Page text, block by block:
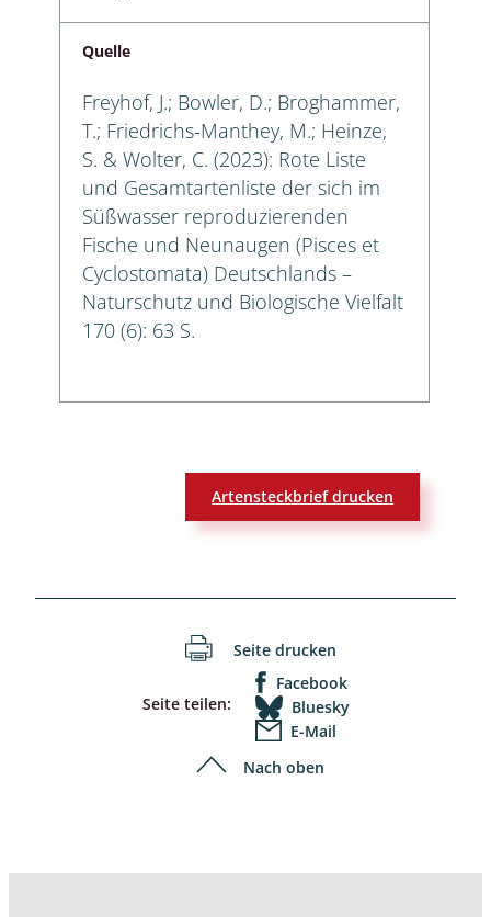
Quelle
Freyhof, J.; Bowler, D.; Broghammer,
T.; Friedrichs-Manthey, M.; Heinze,
S. & Wolter, C. (2023): Rote Liste
und Gesamtartenliste der sich im
Süßwasser reproduzierenden
Fische und Neunaugen (Pisces et
Cyclostomata) Deutschlands –
Naturschutz und Biologische Vielfalt
170 (6): 63 S.
Artensteckbrief drucken
Seite drucken
Seite teilen:
Facebook
Bluesky
E-Mail
Nach oben